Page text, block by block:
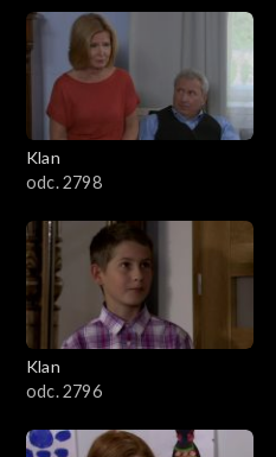
4301–4400
4201–4300
4101–4200
3901–4000
3801–3900
3701–3800
3601–3700
Klan
odc. 2798
Klan
odc. 2796